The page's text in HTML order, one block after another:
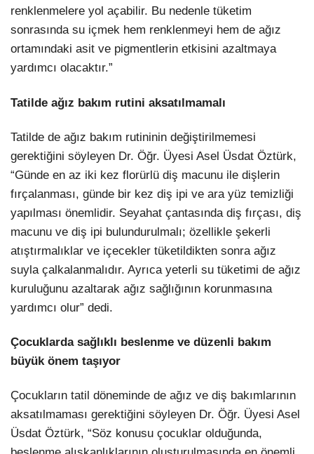
renklenmelere yol açabilir. Bu nedenle tüketim
sonrasında su içmek hem renklenmeyi hem de ağız
ortamındaki asit ve pigmentlerin etkisini azaltmaya
yardımcı olacaktır.”
Tatilde ağız bakım rutini aksatılmamalı
Tatilde de ağız bakım rutininin değiştirilmemesi
gerektiğini söyleyen Dr. Öğr. Üyesi Asel Üsdat Öztürk,
“Günde en az iki kez florürlü diş macunu ile dişlerin
fırçalanması, günde bir kez diş ipi ve ara yüz temizliği
yapılması önemlidir. Seyahat çantasında diş fırçası, diş
macunu ve diş ipi bulundurulmalı; özellikle şekerli
atıştırmalıklar ve içecekler tüketildikten sonra ağız
suyla çalkalanmalıdır. Ayrıca yeterli su tüketimi de ağız
kuruluğunu azaltarak ağız sağlığının korunmasına
yardımcı olur” dedi.
Çocuklarda sağlıklı beslenme ve düzenli bakım
büyük önem taşıyor
Çocukların tatil döneminde de ağız ve diş bakımlarının
aksatılmaması gerektiğini söyleyen Dr. Öğr. Üyesi Asel
Üsdat Öztürk, “Söz konusu çocuklar olduğunda,